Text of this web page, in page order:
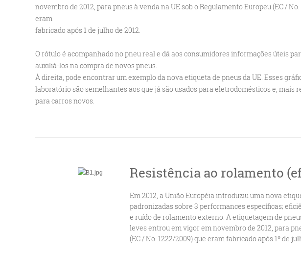
novembro de 2012, para pneus à venda na UE sob o Regulamento Europeu (EC / No.
eram
fabricado após 1 de julho de 2012.
O rótulo é acompanhado no pneu real e dá aos consumidores informações úteis
auxiliá-los na compra de novos pneus.
À direita, pode encontrar um exemplo da nova etiqueta de pneus da UE. Esses
laboratório são semelhantes aos que já são usados para eletrodomésticos e, mais
para carros novos.
Resistência ao rolamento
Em 2012, a União Européia introduziu uma nova
padronizadas sobre 3 performances específicas;
e ruído de rolamento externo. A etiquetagem de
leves entrou em vigor em novembro de 2012, para
(EC / No. 1222/2009) que eram fabricado após 1º de